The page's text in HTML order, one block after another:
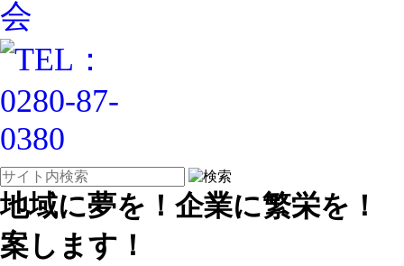
地域に夢を！企業に繁栄を
案します！